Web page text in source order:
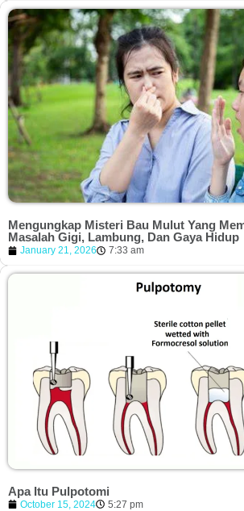
Mengungkap Misteri Bau Mulut Yang
Masalah Gigi, Lambung, Dan Gaya Hidup
January 21, 2026 7:33 am
Apa Itu Pulpotomi
October 15, 2024 5:27 pm